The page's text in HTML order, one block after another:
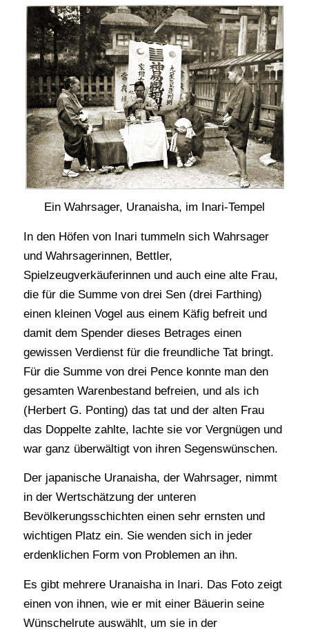
Ein Wahrsager, Uranaisha, im Inari-Tempel
In den Höfen von Inari tummeln sich Wahrsager
und Wahrsagerinnen, Bettler,
Spielzeugverkäuferinnen und auch eine alte Frau,
die für die Summe von drei Sen (drei Farthing)
einen kleinen Vogel aus einem Käfig befreit und
damit dem Spender dieses Betrages einen
gewissen Verdienst für die freundliche Tat bringt.
Für die Summe von drei Pence konnte man den
gesamten Warenbestand befreien, und als ich
(Herbert G. Ponting) das tat und der alten Frau
das Doppelte zahlte, lachte sie vor Vergnügen und
war ganz überwältigt von ihren Segenswünschen.
Der japanische Uranaisha, der Wahrsager, nimmt
in der Wertschätzung der unteren
Bevölkerungsschichten einen sehr ernsten und
wichtigen Platz ein. Sie wenden sich in jeder
erdenklichen Form von Problemen an ihn.
Es gibt mehrere Uranaisha in Inari. Das Foto zeigt
einen von ihnen, wie er mit einer Bäuerin seine
Wünschelrute auswählt, um sie in der